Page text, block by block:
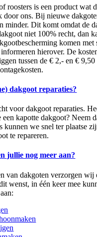
roosters is een product wat
door ons. Bij nieuwe
minder. Dit komt omdat de
niet 100% recht, dan
komen met
hierover. De
tussen de € 2,- en € 9,50
dakgoot reparaties?
voor dakgoot reparaties.
kapotte dakgoot? Neem
kunnen we snel ter plaatse
te repareren.
jullie nog meer aan?
van dakgoten verzorgen wij
wenst, in één keer mee